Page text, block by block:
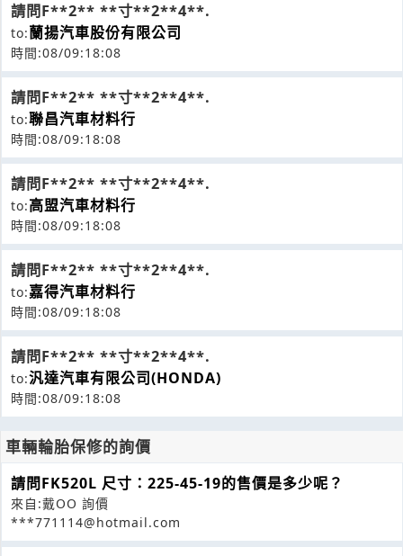
請問F**2** **寸**2**4**.
to:蘭揚汽車股份有限公司
時間:08/09:18:08
請問F**2** **寸**2**4**.
to:聯昌汽車材料行
時間:08/09:18:08
請問F**2** **寸**2**4**.
to:高盟汽車材料行
時間:08/09:18:08
請問F**2** **寸**2**4**.
to:嘉得汽車材料行
時間:08/09:18:08
請問F**2** **寸**2**4**.
to:汎達汽車有限公司(HONDA)
時間:08/09:18:08
車輛輪胎保修的詢價
請問FK520L 尺寸：225-45-19的售價是多少呢？
來自:戴OO 詢價
***771114@hotmail.com